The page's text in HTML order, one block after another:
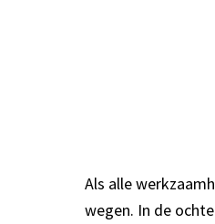
Als alle
wegen. In de